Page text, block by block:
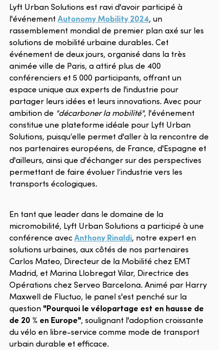
Lyft Urban Solutions est ravi d'avoir participé à
l'événementAutonomy Mobility 2024, un
rassemblement mondial de premier plan axé sur les
solutions de mobilité urbaine durables. Cet
événement de deux jours, organisé dans la très
animée ville de Paris, a attiré plus de 400
conférenciers et 5 000 participants, offrant un
espace unique aux experts de l'industrie pour
partager leurs idées et leurs innovations. Avec pour
ambition de "décarboner la mobilité", l'événement
constitue une plateforme idéale pour Lyft Urban
Solutions, puisqu’elle permet d'aller à la rencontre de
nos partenaires européens, de France, d'Espagne et
d'ailleurs, ainsi que d'échanger sur des perspectives
permettant de faire évoluer l’industrie vers les
transports écologiques.
En tant que leader dans le domaine de la
micromobilité, Lyft Urban Solutions a participé à une
conférence avecAnthony Rinaldi, notre expert en
solutions urbaines, aux côtés de nos partenaires
Carlos Mateo, Directeur de la Mobilité chez EMT
Madrid, et Marina Llobregat Vilar, Directrice des
Opérations chez Serveo Barcelona. Animé par Harry
Maxwell de Fluctuo, le panel s'est penché sur la
question "Pourquoi le vélopartage est en hausse de
de 20 % en Europe", soulignant l'adoption croissante
du vélo en libre-service comme mode de transport
urbain durable et efficace.